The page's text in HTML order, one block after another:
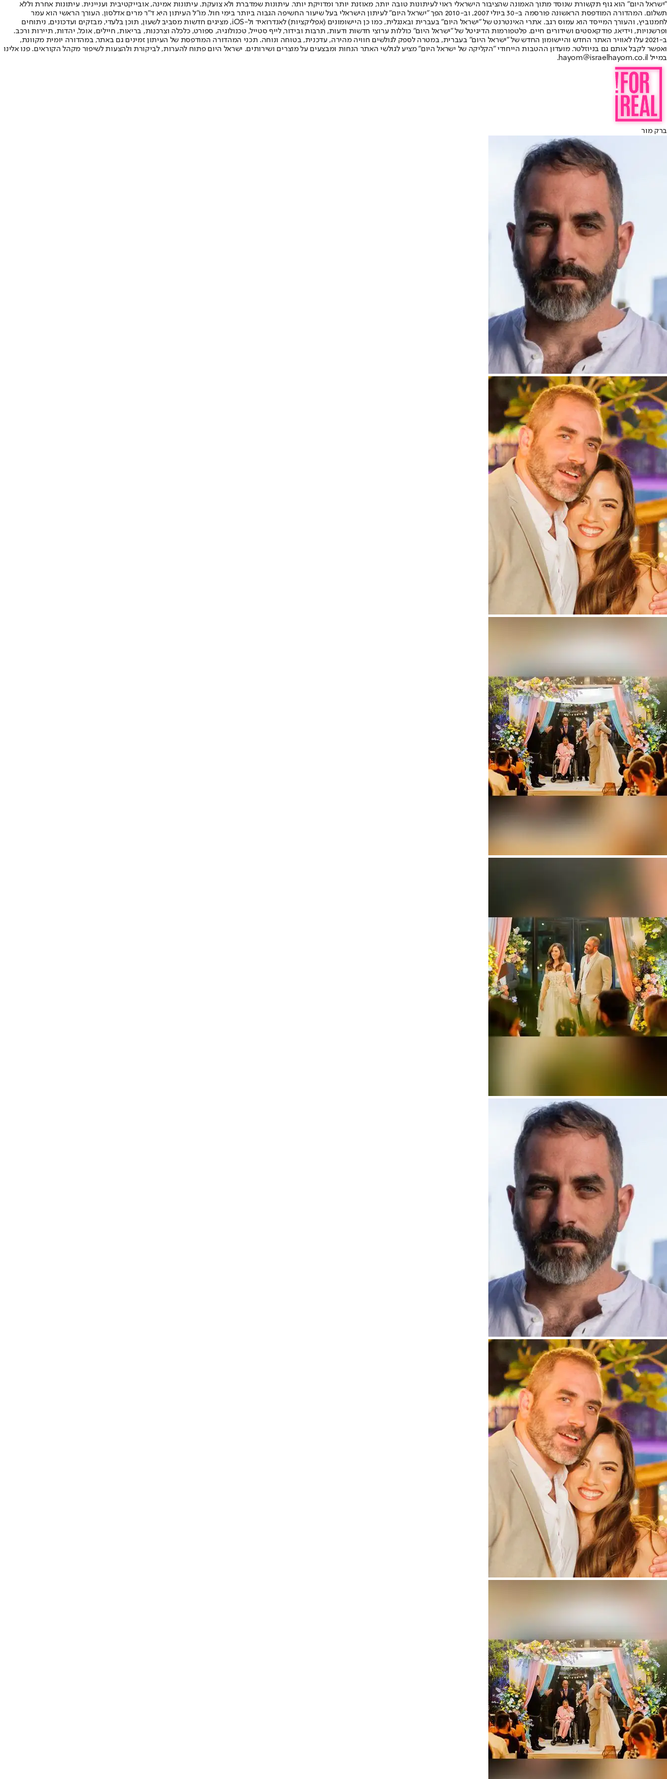
"ישראל היום" הוא גוף תקשורת שנוסד מתוך האמונה שהציבור הישראלי ראוי לעיתונות טובה יותר, מאוזנת יותר ומדויקת יותר. עיתונות שמדברת ולא צועקת. עיתונות אמינה, אובייקטיבית ועניינית. עיתונות אחרת וללא
תשלום. המהדורה המודפסת הראשונה פורסמה ב-30 ביולי 2007, וב-2010 הפך "ישראל היום" לעיתון הישראלי בעל שיעור החשיפה הגבוה ביותר בימי חול. מו"ל העיתון היא ד"ר מרים אדלסון. העורך הראשי הוא עמר
לחמנוביץ, והעורך המייסד הוא עמוס רגב. אתרי האינטרנט של "ישראל היום" בעברית ובאנגלית, כמו כן היישומונים (אפליקציות) לאנדרואיד ול-iOS, מציגים חדשות מסביב לשעון, תוכן בלעדי, מבזקים ועדכונים, ניתוחים
ופרשנויות, וידיאו, פודקאסטים ושידורים חיים. פלטפורמות הדיגיטל של "ישראל היום" כוללות ערוצי חדשות ודעות, תרבות ובידור, לייף סטייל, טכנולוגיה, ספורט, כלכלה וצרכנות, בריאות, חיילים, אוכל, יהדות, תיירות ורכב.
ב-2021 עלו לאוויר האתר החדש והיישומון החדש של "ישראל היום" בעברית, במטרה לספק לגולשים חוויה מהירה, עדכנית, בטוחה ונוחה. תכני המהדורה המודפסת של העיתון זמינים גם באתר, במהדורה יומית מקוונת,
ואפשר לקבל אותם גם בניוזלטר. מועדון ההטבות הייחודי "הקליקה של ישראל היום" מציע לגולשי האתר הנחות ומבצעים על מוצרים ושירותים. ישראל היום פתוח להערות, לביקורת ולהצעות לשיפור מקהל הקוראים. פנו אלינו
במייל hayom@israelhayom.co.il.
ברק מור